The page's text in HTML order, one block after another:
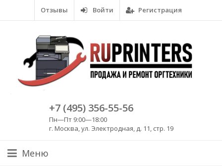
Отзывы Войти Регистрация
+7 (495) 356-55-56
Пн—Пт 9:00—18:00
г. Москва, ул. Электродная, д. 11, стр. 19
Меню